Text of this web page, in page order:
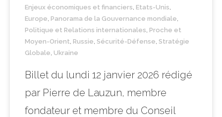
Enjeux économiques et financiers Etats-Unis
Europe Panorama de la Gouvernance mondiale
Politique et Relations internationales Proche et
Moyen-Orient Russie Sécurité-Défense Stratégie
Globale Ukraine
Billet du lundi 12 janvier 2026 rédigé
par Pierre de Lauzun, membre
fondateur et membre du Conseil